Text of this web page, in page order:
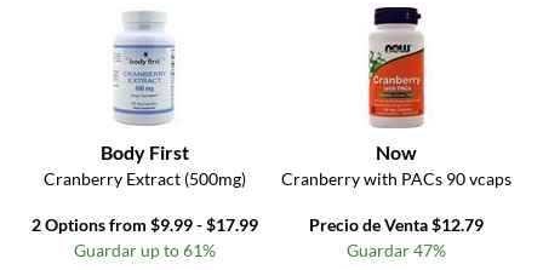
Body First
Cranberry Extract (500mg)
2 Options from $9.99 - $17.99
Guardar up to 61%
Now
Cranberry with PACs 90 vcaps
Precio de Venta $12.79
Guardar 47%